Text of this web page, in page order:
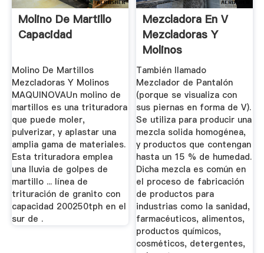
Molino De Martillo
Capacidad
Molino De Martillos
Mezcladoras Y Molinos
MAQUINOVAUn molino de
martillos es una trituradora
que puede moler,
pulverizar, y aplastar una
amplia gama de materiales.
Esta trituradora emplea
una lluvia de golpes de
martillo ... línea de
trituración de granito con
capacidad 200250tph en el
sur de .
Mezcladora En V
Mezcladoras Y
Molinos
MAQUINOVA
También llamado
Mezclador de Pantalón
(porque se visualiza con
sus piernas en forma de V).
Se utiliza para producir una
mezcla solida homogénea,
y productos que contengan
hasta un 15 % de humedad.
Dicha mezcla es común en
el proceso de fabricación
de productos para
industrias como la sanidad,
farmacéuticos, alimentos,
productos químicos,
cosméticos, detergentes,